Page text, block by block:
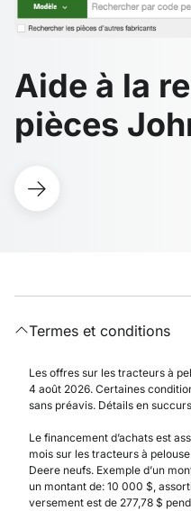
Aide à la
pièces
Termes et conditions
Les offres sur les tracteurs à
4 août 2026. Certaines
sans préavis. Détails en
Le financement d’achats est
mois sur les tracteurs à
Deere neufs. Exemple d’un
un montant de: 10 000 $,
versement est de 277,78 $